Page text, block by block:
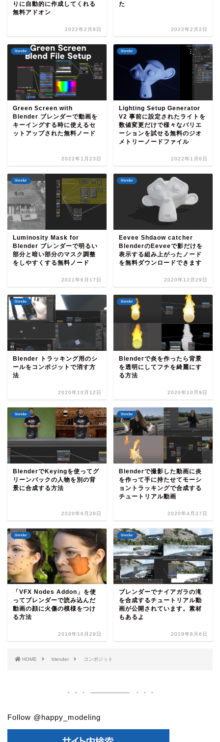
りに自動的に作成してくれる
無料アドオン
2022年2月9日
た
2022年2月2日
blender
Green Screen with
Blender ブレンダーで動画を
キーイングする時に使えるセ
ットアップされた無料ノード
2022年1月23日
blender
Lighting Setup Generator
V2 事前に設定されたライトを
数値変更だけで様々なバリエ
ーションを試せる無料のジオ
メトリーノードファイル
2022年1月6日
blender
Luminosity Mask for
Blender ブレンダーで明るい
部分と暗い部分のマスク調整
をしやすくする無料ノード
2021年6月17日
blender
Eevee Shdaow catcher
BlenderのEeveeで影だけを
表示する組み上がったノード
を無料ダウンロードできます
2020年12月29日
blender
Blender トラッキング用のシ
ールをコンポジットで消す方
法
2020年10月12日
blender
Blenderで炎を作ったら背景
を透明にしてフチを綺麗にす
る方法
2020年10月9日
blender
BlenderでKeyingを使ってグ
リーンバックの人物を別の背
景に合成する方法
2020年9月28日
blender
Blenderで撮影した動画に炎
を作って手に持たせてモーシ
ョントラッキングで合成する
チュートリアル動画
2020年4月27日
blender
「VFX Nodes Addon」を使
ってブレンダーで読み込んだ
動画の顔に火傷の模様をつけ
る方法
2019年10月29日
blender
ブレンダーでナイアガラの滝
を合成するチュートリアル動
画が公開されています。素材
もあるよ
2019年8月6日
HOME blender コンポジット
Follow @happy_modeling